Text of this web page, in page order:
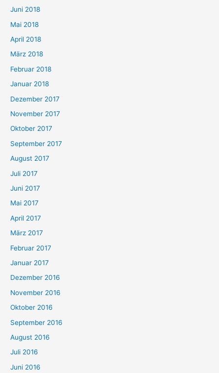
Juni 2018
Mai 2018
April 2018
März 2018
Februar 2018
Januar 2018
Dezember 2017
November 2017
Oktober 2017
September 2017
August 2017
Juli 2017
Juni 2017
Mai 2017
April 2017
März 2017
Februar 2017
Januar 2017
Dezember 2016
November 2016
Oktober 2016
September 2016
August 2016
Juli 2016
Juni 2016